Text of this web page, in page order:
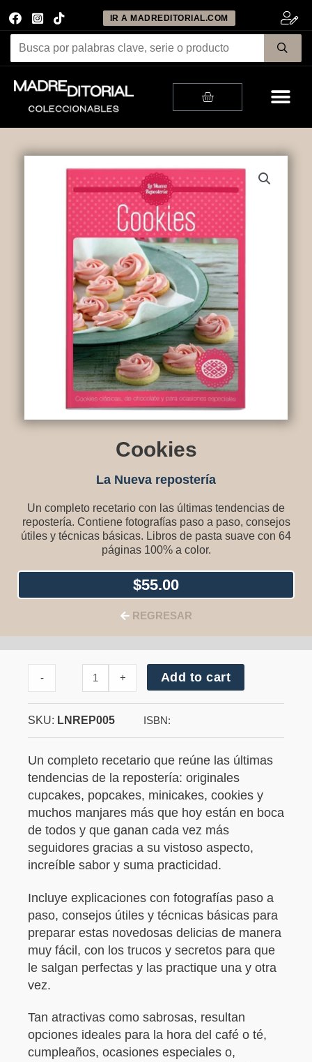
IR A MADREDITORIAL.COM
Cart
Cookies
La Nueva repostería
Un completo recetario con las últimas tendencias de
repostería. Contiene fotografías paso a paso, consejos
útiles y técnicas básicas. Libros de pasta suave con 64
páginas 100% a color.
$55.00
REGRESAR
Cookies
- + Add to cart
SKU: LNREP005 ISBN:
Un completo recetario que reúne las últimas
tendencias de la repostería: originales
cupcakes, popcakes, minicakes, cookies y
muchos manjares más que hoy están en boca
de todos y que ganan cada vez más
seguidores gracias a su vistoso aspecto,
increíble sabor y suma practicidad.
Incluye explicaciones con fotografías paso a
paso, consejos útiles y técnicas básicas para
preparar estas novedosas delicias de manera
muy fácil, con los trucos y secretos para que
le salgan perfectas y las practique una y otra
vez.
Tan atractivas como sabrosas, resultan
opciones ideales para la hora del café o té,
cumpleaños, ocasiones especiales o,